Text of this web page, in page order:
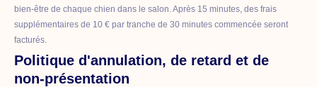
bien-être de chaque chien dans le salon. Après 15 minutes, des frais
supplémentaires de 10 € par tranche de 30 minutes commencée seront
facturés.
Politique d'annulation, de retard et de
non-présentation